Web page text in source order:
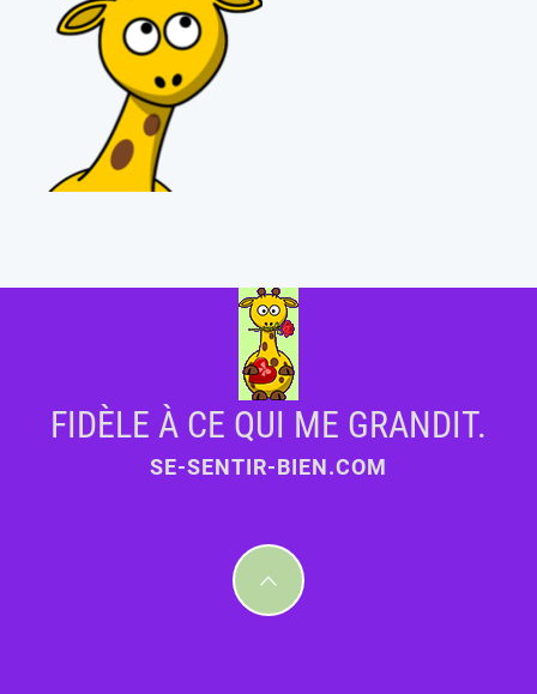
FIDÈLE À CE QUI ME GRANDIT.
SE-SENTIR-BIEN.COM